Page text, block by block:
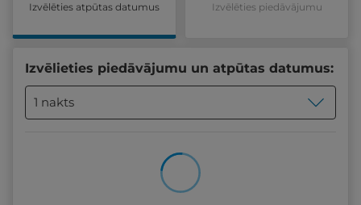
Izvēlēties atpūtas datumus
Izvēlēties piedāvājumu
Izvēlieties piedāvājumu un atpūtas datumus:
1 nakts